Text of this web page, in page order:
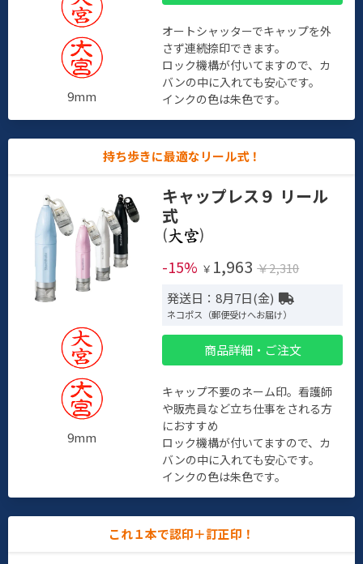
9mm
オートシャッターでキャップを外
さず連続捺印できます。
ロック機構が付いてますので、カ
バンの中に入れても安心です。
インクの色は朱色です。
持ち歩きに最適なリール式！
9mm
キャップレス９ リール
式
(
)
-15% ￥ 1,963 ￥2,310
発送日：8月7日(金)
ネコポス（郵便受けへお届け）
商品詳細・ご注文
キャップ不要のネーム印。看護師
や販売員など立ち仕事をされる方
におすすめ
ロック機構が付いてますので、カ
バンの中に入れても安心です。
インクの色は朱色です。
これ１本で認印＋訂正印！